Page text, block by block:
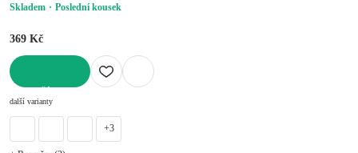
Skladem
Poslední kousek
369 Kč
další varianty
+3